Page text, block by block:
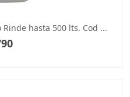
hasta 500 lts. Cod ...